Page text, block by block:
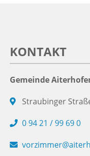
KONTAKT
Gemeinde
Straubinger
0 94 21 / 99 69 0